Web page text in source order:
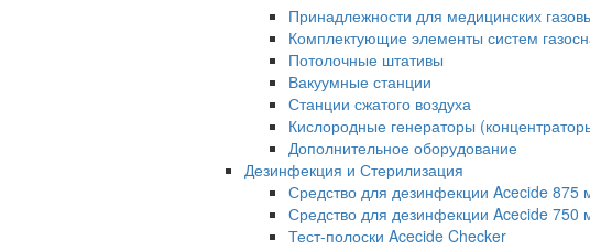
Принадлежности для медицинских
Комплектующие элементы систем
Потолочные штативы
Вакуумные станции
Станции сжатого воздуха
Кислородные генераторы
Дополнительное оборудование
Дезинфекция и Стерилизация
Средство для дезинфекции Acecide 875
Средство для дезинфекции Acecide 750
Тест-полоски Acecide Checker